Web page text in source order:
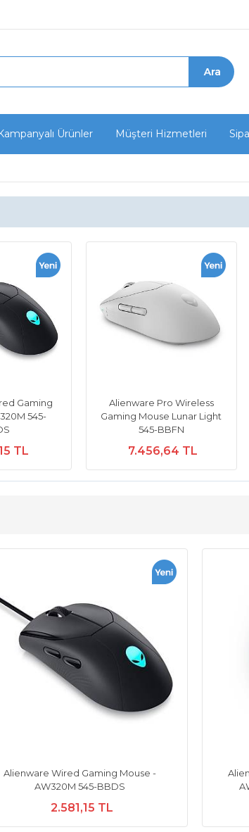
Ürünler Müşteri Hizmetleri
Gaming
545-
TL
Alienware Pro Wireless
Gaming Mouse Lunar Light
545-BBFN
7.456,64 TL
Alienware Wired Gaming Mouse -
AW320M 545-BBDS
2.581,15 TL